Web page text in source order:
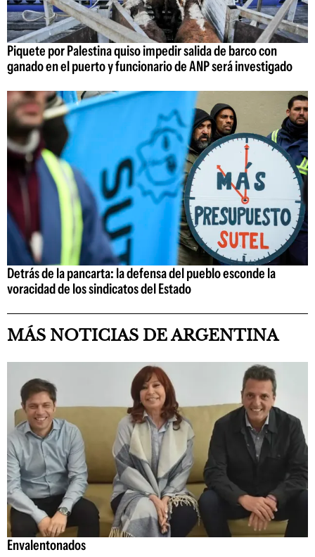
Piquete por Palestina quiso impedir salida de barco con
ganado en el puerto y funcionario de ANP será investigado
Detrás de la pancarta: la defensa del pueblo esconde la
voracidad de los sindicatos del Estado
MÁS NOTICIAS DE ARGENTINA
Envalentonados